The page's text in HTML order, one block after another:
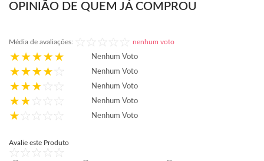
OPINIÃO DE QUEM JÁ COMPROU
Média de avaliações: nenhum voto
Nenhum Voto
Nenhum Voto
Nenhum Voto
Nenhum Voto
Nenhum Voto
Avalie este Produto